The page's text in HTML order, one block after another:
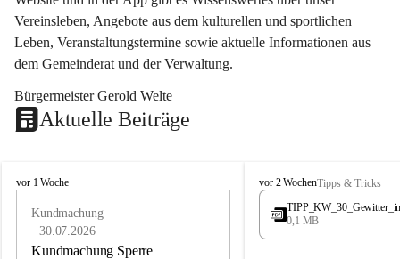
Vereinsleben, Angebote aus dem kulturellen und sportlichen
Leben, Veranstaltungstermine sowie aktuelle Informationen aus
dem Gemeinderat und der Verwaltung.
Bürgermeister Gerold Welte
Aktuelle Beiträge
L
vor 1 Woche
Kundmachung
30.07.2026
Kundmachung Sperre
L
a
e
vor 2 WochenTipps & Tricks
0,1 MB